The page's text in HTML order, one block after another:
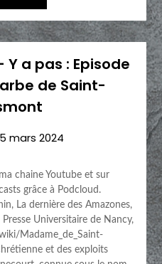
Y a pas : Episode
de Saint-
5 mars 2024
chaine Youtube et sur
grâce à Podcloud.
La dernière des Amazones,
Universitaire de Nancy,
Madame_de_Saint-
et des exploits